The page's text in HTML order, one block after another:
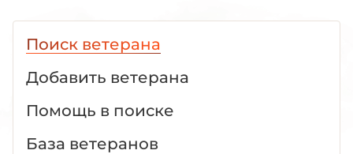
Поиск ветерана
Добавить ветерана
Помощь в поиске
База ветеранов